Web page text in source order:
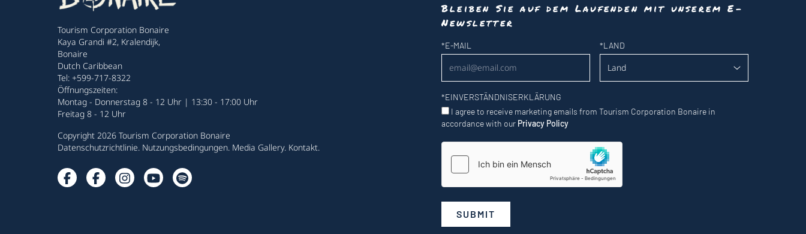
Tourism Corporation Bonaire
Kaya Grandi #2, Kralendijk,
Bonaire
Dutch Caribbean
Tel: +599-717-8322
Öffnungszeiten:
Montag - Donnerstag 8 - 12 Uhr | 13:30 - 17:00 Uhr
Freitag 8 - 12 Uhr
Copyright 2026 Tourism Corporation Bonaire
Datenschutzrichtlinie. Nutzungsbedingungen. Media Gallery. Kontakt.
Bleiben Sie auf dem Laufenden mit unserem E-
Newsletter
Newsletter
*E-MAIL *LAND
*EINVERSTÄNDNISERKLÄRUNG
I agree to receive marketing emails from Tourism Corporation Bonaire in
accordance with our Privacy Policy
SUBMIT